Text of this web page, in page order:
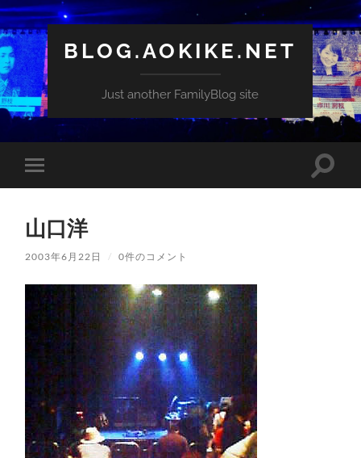
BLOG.AOKIKE.NET
Just another FamilyBlog site
モ
バ
ル
メ
ニ
ュ
を
切
り
替
え
る
検
山口洋
2003年6月22日 / 0件のコメント